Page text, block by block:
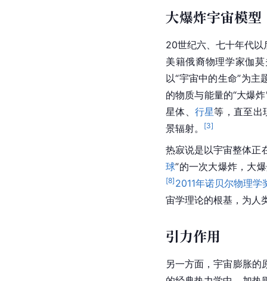
大爆炸宇宙模型
20世纪六、七十年代以
美籍俄裔物理学家伽
以“宇宙中的生命”为
的物质与能量的“大爆
星体、 行星等，直至出
景辐射。 [3]
热寂说是以宇宙整体正
球”的一次大爆炸，大
[8] 2011年诺贝尔物理学
宙学理论的根基，为人
引力作用
另一方面，宇宙膨胀的